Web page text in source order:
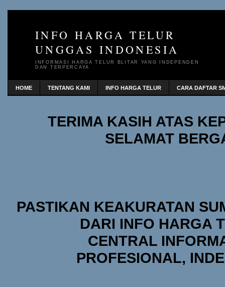
INFO HARGA TELUR
UNGGAS INDONESIA
INFORMASI HARGA TELUR BLITAR YANG INDEPENDEN
DAN TERPERCAYA
HOME TENTANG KAMI INFO HARGA TELUR CARA DAFTAR
TERIMA KASIH ATAS
SELAMAT
PASTIKAN KEAKURATAN
DARI INFO HARGA
CENTRAL
PROFESIONAL,